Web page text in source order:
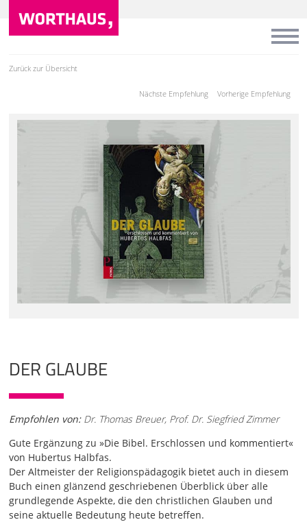
Zurück zur Übersicht
Vorherige Empfehlung
Nächste Empfehlung
DER GLAUBE
Empfohlen von: Dr. Thomas Breuer, Prof. Dr. Siegfried Zimmer
Gute Ergänzung zu »Die Bibel. Erschlossen und kommentiert«
von Hubertus Halbfas.
Der Altmeister der Religionspädagogik bietet auch in diesem
Buch einen glänzend geschriebenen Überblick über alle
grundlegende Aspekte, die den christlichen Glauben und
seine aktuelle Bedeutung heute betreffen.